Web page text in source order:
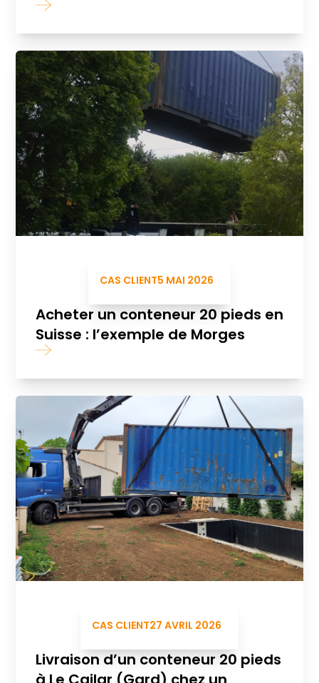
CAS CLIENT5 MAI 2026
Acheter un conteneur 20 pieds en
Suisse : l’exemple de Morges
CAS CLIENT27 AVRIL 2026
Livraison d’un conteneur 20 pieds